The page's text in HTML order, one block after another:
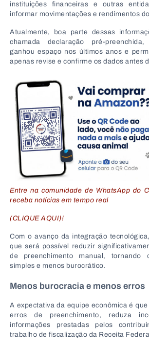
instituições financeiras e outras
informar movimentações e rendimentos
Atualmente, boa parte dessas
chamada declaração pré-
ganhou espaço nos últimos anos e
apenas revise e confirme os dados antes
Entre na comunidade de WhatsApp do
receba notícias em tempo real
(CLIQUE AQUI)!
Com o avanço da integração
que será possível reduzir
de preenchimento manual, tornando
simples e menos burocrático.
Menos burocracia e menos erros
A expectativa da equipe econômica é
erros de preenchimento, reduza
informações prestadas pelos
trabalho de fiscalização da Receita